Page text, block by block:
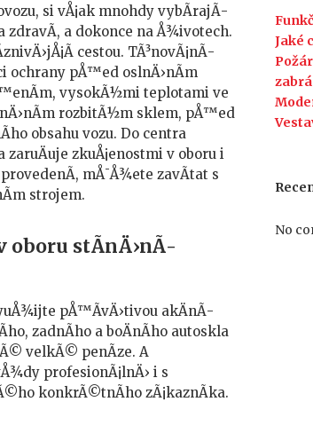
si vÅ¡ak mnohdy vybÃ­rajÃ­
zdravÃ­, a dokonce na Å¾ivotech.
cestou. TÃ³novÃ¡nÃ­
ochrany pÅ™ed oslnÄ›nÃ­m
vysokÃ½mi teplotami ve
rozbitÃ½m sklem, pÅ™ed
obsahu vozu. Do centra
zkuÅ¡enostmi v oboru i
mÅ¯Å¾ete zavÃ­tat s
strojem.
oboru stÃ­nÄ›nÃ­
pÅ™Ã­vÄ›tivou akÄnÃ­
zadnÃ­ho a boÄnÃ­ho autoskla
velkÃ© penÃ­ze. A
profesionÃ¡lnÄ› i s
konkrÃ©tnÃ­ho zÃ¡kaznÃ­ka.
Jaké
No